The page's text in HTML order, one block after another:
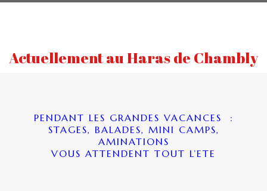
CENTRE ÉQUESTRE
PLANNING GÉNÉRAL
Actuellement au Haras de Chambly
PENDANT LES GRANDES VACANCES :
STAGES, BALADES, MINI CAMPS,
AMINATIONS
VOUS ATTENDENT TOUT L’ETE